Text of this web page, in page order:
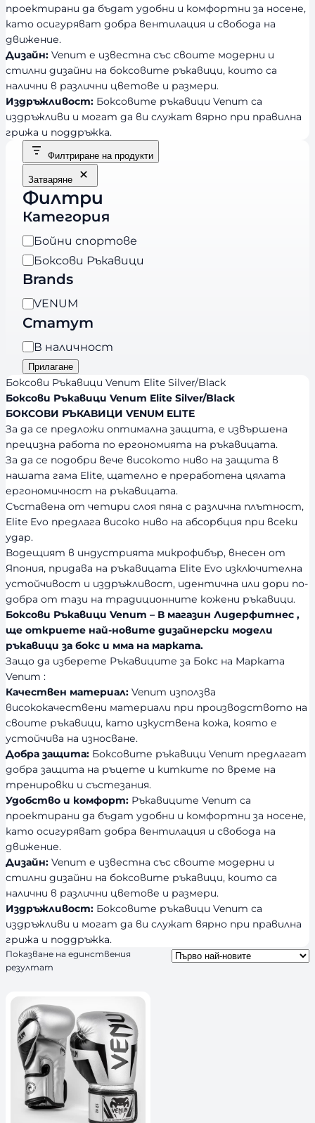
проектирани да бъдат удобни и комфортни за носене,
като осигуряват добра вентилация и свобода на
движение.
Дизайн: Venum е известна със своите модерни и
стилни дизайни на боксовите ръкавици, които са
налични в различни цветове и размери.
Издръжливост: Боксовите ръкавици Venum са
издръжливи и могат да ви служат вярно при правилна
грижа и поддръжка.
Филтриране на продукти
Затваряне
Филтри
Категория
К
а
т
г
о
р
и
я
Бойни спортове
Боксови Ръкавици
Brands
B
r
a
n
d
s
VENUM
Статут
Н
а
л
и
ч
н
о
с
т
В наличност
Прилагане
Боксови Ръкавици Venum Elite Silver/Black
Боксови Ръкавици Venum Elite Silver/Black
БОКСОВИ РЪКАВИЦИ VENUM ELITE
За да се предложи оптимална защита, е извършена
прецизна работа по ергономията на ръкавицата.
За да се подобри вече високото ниво на защита в
нашата гама Elite, щателно e преработeна цялата
ергономичност на ръкавицата.
Съставена от четири слоя пяна с различна плътност,
Elite Evo предлага високо ниво на абсорбция при всеки
удар.
Водещият в индустрията микрофибър, внесен от
Япония, придава на ръкавицата Elite Evo изключителна
устойчивост и издръжливост, идентична или дори по-
добра от тази на традиционните кожени ръкавици.
Боксови Ръкавици Venum – В магазин Лидерфитнес ,
ще откриете най-новите дизайнерски модели
ръкавици за бокс и мма на марката.
Защо да изберете Ръкавиците за Бокс на Марката
Venum :
Качествен материал: Venum използва
висококачествени материали при производството на
своите ръкавици, като изкуствена кожа, която е
устойчива на износване.
Добра защита: Боксовите ръкавици Venum предлагат
добра защита на ръцете и китките по време на
тренировки и състезания.
Удобство и комфорт: Ръкавиците Venum са
проектирани да бъдат удобни и комфортни за носене,
като осигуряват добра вентилация и свобода на
движение.
Дизайн: Venum е известна със своите модерни и
стилни дизайни на боксовите ръкавици, които са
налични в различни цветове и размери.
Издръжливост: Боксовите ръкавици Venum са
издръжливи и могат да ви служат вярно при правилна
грижа и поддръжка.
Показване на единствения
резултат